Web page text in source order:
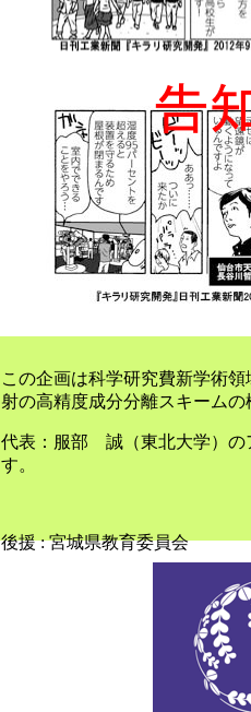
この企画は科学研究費新学術
射の高精度成分分離スキームの
代表：服部 誠（東北大学）の
す。
後援 : 宮城県教育委員会